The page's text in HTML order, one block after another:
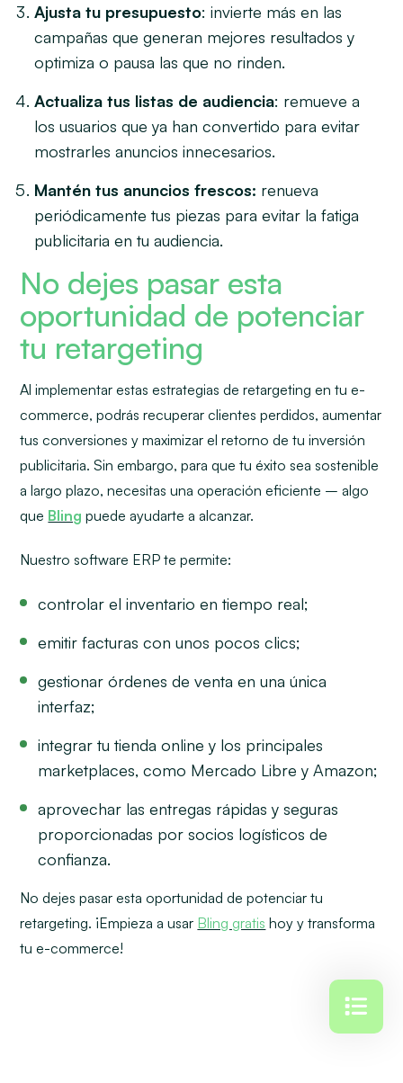
Ajusta tu presupuesto: invierte más en las
campañas que generan mejores resultados y
optimiza o pausa las que no rinden.
Actualiza tus listas de audiencia: remueve a
los usuarios que ya han convertido para evitar
mostrarles anuncios innecesarios.
Mantén tus anuncios frescos: renueva
periódicamente tus piezas para evitar la fatiga
publicitaria en tu audiencia.
No dejes pasar esta
oportunidad de potenciar
tu retargeting
Al implementar estas estrategias de retargeting en tu e-
commerce, podrás recuperar clientes perdidos, aumentar
tus conversiones y maximizar el retorno de tu inversión
publicitaria. Sin embargo, para que tu éxito sea sostenible
a largo plazo, necesitas una operación eficiente – algo
que Bling puede ayudarte a alcanzar.
Nuestro software ERP te permite:
controlar el inventario en tiempo real;
emitir facturas con unos pocos clics;
gestionar órdenes de venta en una única
interfaz;
integrar tu tienda online y los principales
marketplaces, como Mercado Libre y Amazon;
aprovechar las entregas rápidas y seguras
proporcionadas por socios logísticos de
confianza.
No dejes pasar esta oportunidad de potenciar tu
retargeting. ¡Empieza a usar Bling gratis hoy y transforma
tu e-commerce!